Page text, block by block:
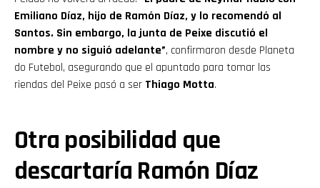
Emiliano Díaz, hijo de Ramón Díaz, y lo recomendó al
Santos. Sin embargo, la junta de Peixe discutió el
nombre y no siguió adelante”, confirmaron desde Planeta
do Futebol, asegurando que el apuntado para tomar las
riendas del Peixe pasó a ser Thiago Motta.
Otra posibilidad que
descartaría Ramón Díaz